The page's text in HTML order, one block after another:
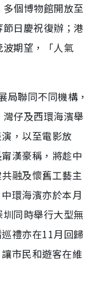
個博物館開放至
日慶祝復辦；港
期望，「人氣
局聯同不同機構，
仔及西環海濱舉
，以至電影放
漢豪稱，將趁中
融及懷舊工藝主
環海濱亦於本月
同時舉行大型無
禮亦在11月回歸
市民和遊客在維